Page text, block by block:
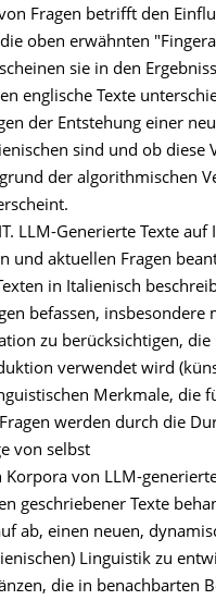
Fragen betrifft den
oben erwähnten
sie in den
englische Texte
der Entstehung einer
sind und ob diese
der algorithmischen
LLM-Generierte Texte auf
und aktuellen Fragen
in Italienisch
befassen, insbesondere
zu berücksichtigen,
verwendet wird
Merkmale, die
werden durch die
von selbst
von LLM-
geschriebener Texte
ab, einen neuen,
Linguistik zu
die in benachbarten